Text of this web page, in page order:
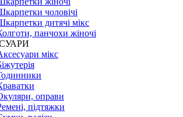
чоловічі
дитячі мікс
панчохи жіночі
мікс
оправи
підтяжки